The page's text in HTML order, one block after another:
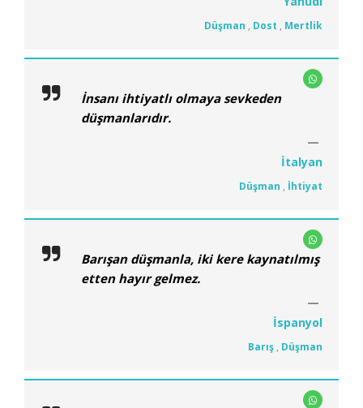
Düşman , Dost , Mertlik
İnsanı ihtiyatlı olmaya sevkeden
düşmanlarıdır.
İtalyan
Düşman , İhtiyat
Barışan düşmanla, iki kere kaynatılmış
etten hayır gelmez.
İspanyol
Barış , Düşman